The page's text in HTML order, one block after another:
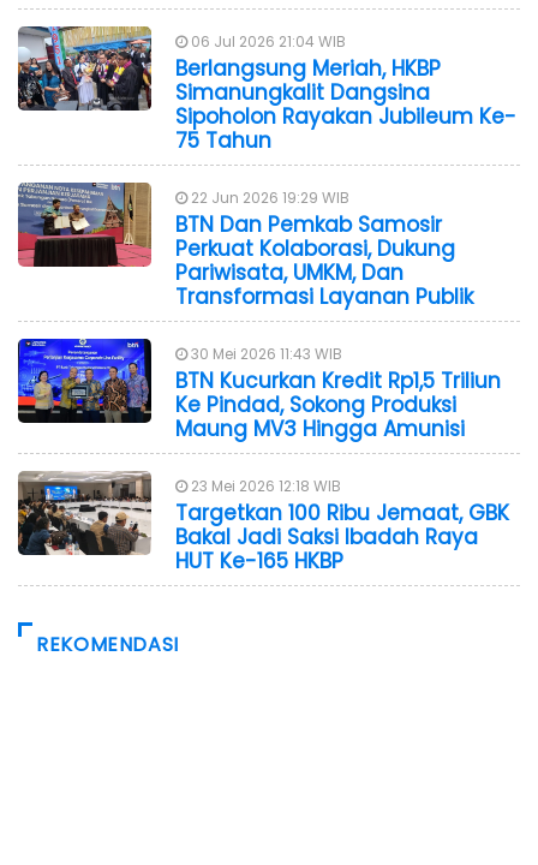
06 Jul 2026 21:04 WIB
Berlangsung Meriah, HKBP
Simanungkalit Dangsina
Sipoholon Rayakan Jubileum Ke-
75 Tahun
22 Jun 2026 19:29 WIB
BTN Dan Pemkab Samosir
Perkuat Kolaborasi, Dukung
Pariwisata, UMKM, Dan
Transformasi Layanan Publik
30 Mei 2026 11:43 WIB
BTN Kucurkan Kredit Rp1,5 Triliun
Ke Pindad, Sokong Produksi
Maung MV3 Hingga Amunisi
23 Mei 2026 12:18 WIB
Targetkan 100 Ribu Jemaat, GBK
Bakal Jadi Saksi Ibadah Raya
HUT Ke-165 HKBP
REKOMENDASI